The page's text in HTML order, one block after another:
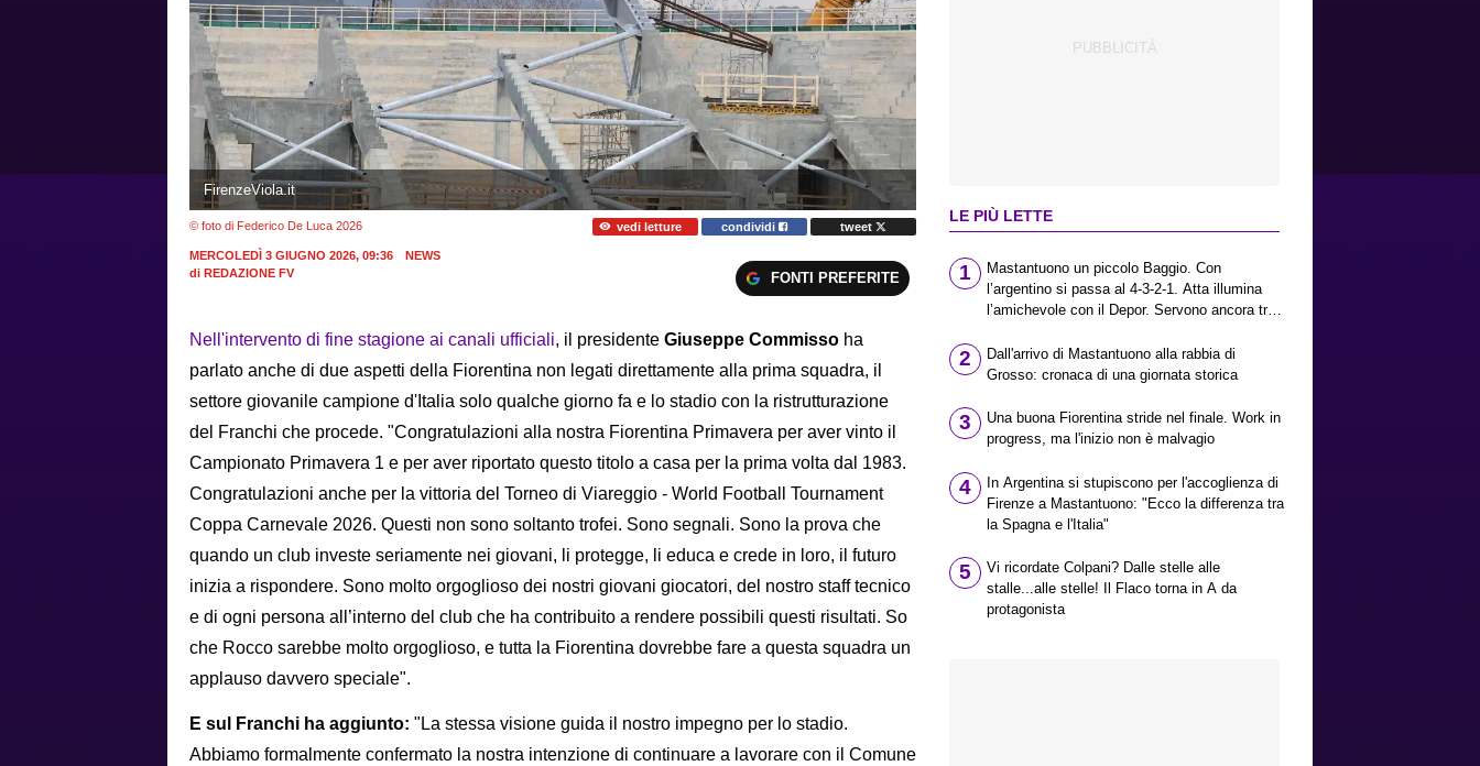
FirenzeViola.it
© foto di Federico De Luca 2026 vedi letture condividi tweet
MERCOLEDÌ 3 GIUGNO 2026, 09:36
NEWS
di REDAZIONE FV FONTI PREFERITE
Nell'intervento di fine stagione ai canali ufficiali, il presidente Giuseppe Commisso ha
parlato anche di due aspetti della Fiorentina non legati direttamente alla prima squadra, il
settore giovanile campione d'Italia solo qualche giorno fa e lo stadio con la ristrutturazione
del Franchi che procede. "Congratulazioni alla nostra Fiorentina Primavera per aver vinto il
Campionato Primavera 1 e per aver riportato questo titolo a casa per la prima volta dal 1983.
Congratulazioni anche per la vittoria del Torneo di Viareggio - World Football Tournament
Coppa Carnevale 2026. Questi non sono soltanto trofei. Sono segnali. Sono la prova che
quando un club investe seriamente nei giovani, li protegge, li educa e crede in loro, il futuro
inizia a rispondere. Sono molto orgoglioso dei nostri giovani giocatori, del nostro staff tecnico
e di ogni persona all’interno del club che ha contribuito a rendere possibili questi risultati. So
che Rocco sarebbe molto orgoglioso, e tutta la Fiorentina dovrebbe fare a questa squadra un
applauso davvero speciale".
E sul Franchi ha aggiunto: "La stessa visione guida il nostro impegno per lo stadio.
Abbiamo formalmente confermato la nostra intenzione di continuare a lavorare con il Comune
LE PIÙ LETTE
1
Mastantuono un piccolo Baggio. Con
l’argentino si passa al 4-3-2-1. Atta illumina
l’amichevole con il Depor. Servono ancora tre
Antognoni, un finale senza vincitori
2
Dall'arrivo di Mastantuono alla rabbia di
Grosso: cronaca di una giornata storica
3
Una buona Fiorentina stride nel finale. Work in
progress, ma l'inizio non è malvagio
4
In Argentina si stupiscono per l'accoglienza di
Firenze a Mastantuono: "Ecco la differenza tra
la Spagna e l'Italia"
5
Vi ricordate Colpani? Dalle stelle alle
stalle...alle stelle! Il Flaco torna in A da
protagonista